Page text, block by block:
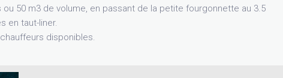
50 m3 de volume, en passant de la petite fourgonnette au 3.5
en taut-liner.
disponibles.